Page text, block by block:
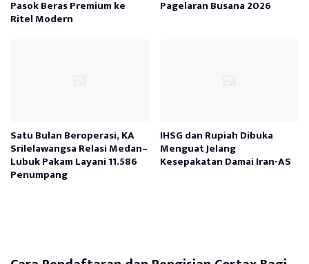
Pasok Beras Premium ke
Ritel Modern
Pagelaran Busana 2026
Satu Bulan Beroperasi, KA
Srilelawangsa Relasi Medan–
Lubuk Pakam Layani 11.586
Penumpang
IHSG dan Rupiah Dibuka
Menguat Jelang
Kesepakatan Damai Iran-AS